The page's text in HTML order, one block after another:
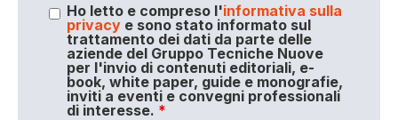
Ho letto e compreso l'informativa sulla
privacye sono stato informato sul
trattamento dei dati da parte delle
aziende del Gruppo Tecniche Nuove
per l'invio di contenuti editoriali, e-
book, white paper, guide e monografie,
inviti a eventi e convegni professionali
di interesse. *